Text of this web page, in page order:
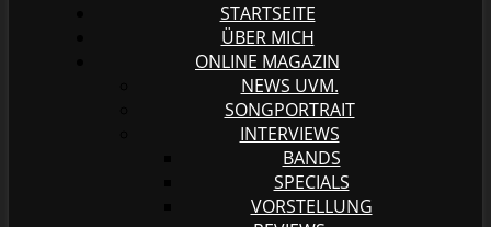
STARTSEITE
ÜBER MICH
ONLINE MAGAZIN
NEWS UVM.
SONGPORTRAIT
INTERVIEWS
BANDS
SPECIALS
VORSTELLUNG